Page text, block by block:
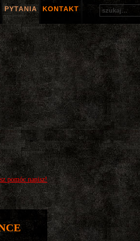
PYTANIA KONTAKT
pomóc napisz!